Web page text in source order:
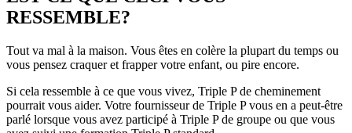
RESSEMBLE?
Tout va mal à la maison. Vous êtes en colère la plupart du temps ou
vous pensez craquer et frapper votre enfant, ou pire encore.
Si cela ressemble à ce que vous vivez, Triple P de cheminement
pourrait vous aider. Votre fournisseur de Triple P vous en a peut-être
parlé lorsque vous avez participé à Triple P de groupe ou que vous